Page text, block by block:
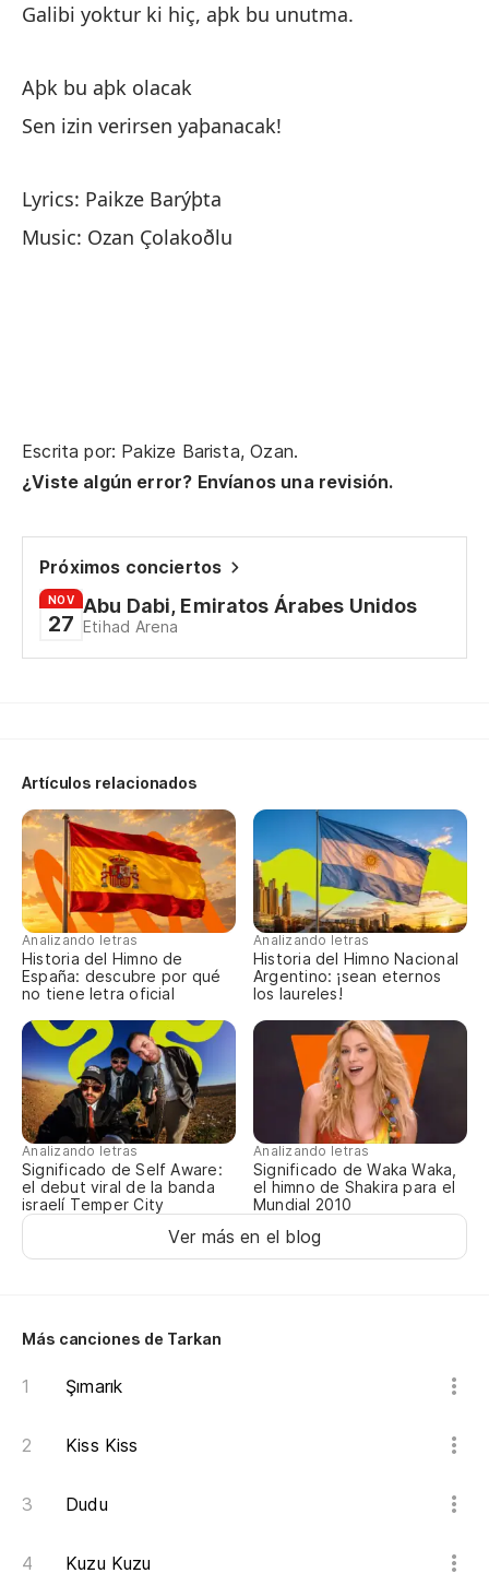
Galibi yoktur ki hiç, aþk bu unutma.
Aþk bu aþk olacak
Sen izin verirsen yaþanacak!
Lyrics: Paikze Barýþta
Music: Ozan Çolakoðlu
Escrita por: Pakize Barista, Ozan.
¿Viste algún error? Envíanos una revisión.
Próximos conciertos
NOV
27
Abu Dabi, Emiratos Árabes Unidos
Etihad Arena
Artículos relacionados
Analizando letras
Historia del Himno de
España: descubre por qué
no tiene letra oficial
Analizando letras
Historia del Himno Nacional
Argentino: ¡sean eternos
los laureles!
Analizando letras
Significado de Self Aware:
el debut viral de la banda
israelí Temper City
Analizando letras
Significado de Waka Waka,
el himno de Shakira para el
Mundial 2010
Ver más en el blog
Más canciones de Tarkan
Şımarık
Kiss Kiss
Dudu
Kuzu Kuzu